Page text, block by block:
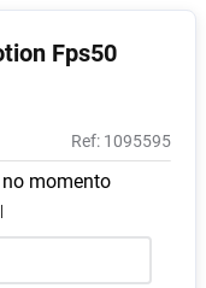
Fps50
: 1095595
momento